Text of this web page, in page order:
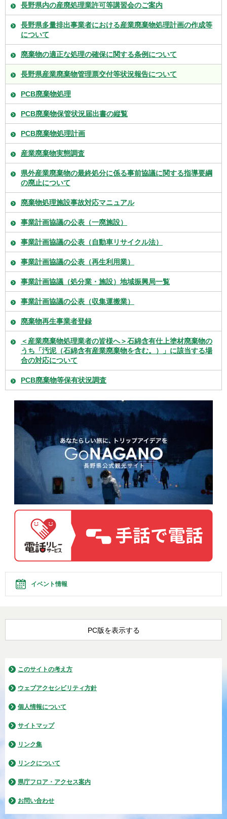
長野県内の産廃処理業許可等講習会のご案内
長野県多量排出事業者における産業廃棄物処理計画の作成等
について
廃棄物の適正な処理の確保に関する条例について
長野県産業廃棄物管理票交付等状況報告について
PCB廃棄物処理
PCB廃棄物保管状況届出書の縦覧
PCB廃棄物処理計画
産業廃棄物実態調査
県外産業廃棄物の最終処分に係る事前協議に関する指導要綱
の廃止について
廃棄物処理施設事故対応マニュアル
事業計画協議の公表（一廃施設）
事業計画協議の公表（自動車リサイクル法）
事業計画協議の公表（再生利用業）
事業計画協議（処分業・施設）地域振興局一覧
事業計画協議の公表（収集運搬業）
廃棄物再生事業者登録
＜産業廃棄物処理業者の皆様へ＞石綿含有仕上塗材廃棄物の
うち「汚泥（石綿含有産業廃棄物を含む。）」に該当する場
合の対応について
PCB廃棄物等保有状況調査
イベント情報
PC版を表示する
このサイトの考え方
ウェブアクセシビリティ方針
個人情報について
サイトマップ
リンク集
リンクについて
県庁フロア・アクセス案内
お問い合わせ